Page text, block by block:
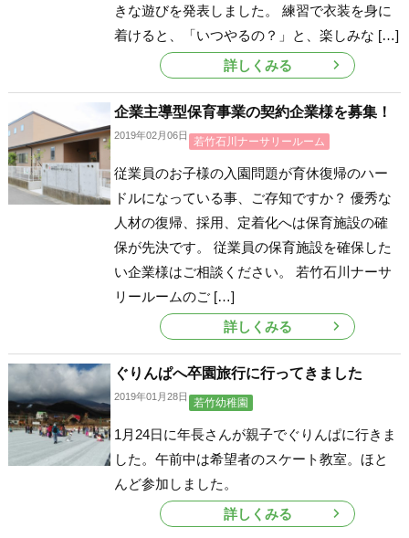
きな遊びを発表しました。 練習で衣装を身に
着けると、「いつやるの？」と、楽しみな […]
詳しくみる
企業主導型保育事業の契約企業様を募集！
2019年02月06日 若竹石川ナーサリールーム
従業員のお子様の入園問題が育休復帰のハー
ドルになっている事、ご存知ですか？ 優秀な
人材の復帰、採用、定着化へは保育施設の確
保が先決です。 従業員の保育施設を確保した
い企業様はご相談ください。 若竹石川ナーサ
リールームのご […]
詳しくみる
ぐりんぱへ卒園旅行に行ってきました
2019年01月28日 若竹幼稚園
1月24日に年長さんが親子でぐりんぱに行きま
した。午前中は希望者のスケート教室。ほと
んど参加しました。
詳しくみる